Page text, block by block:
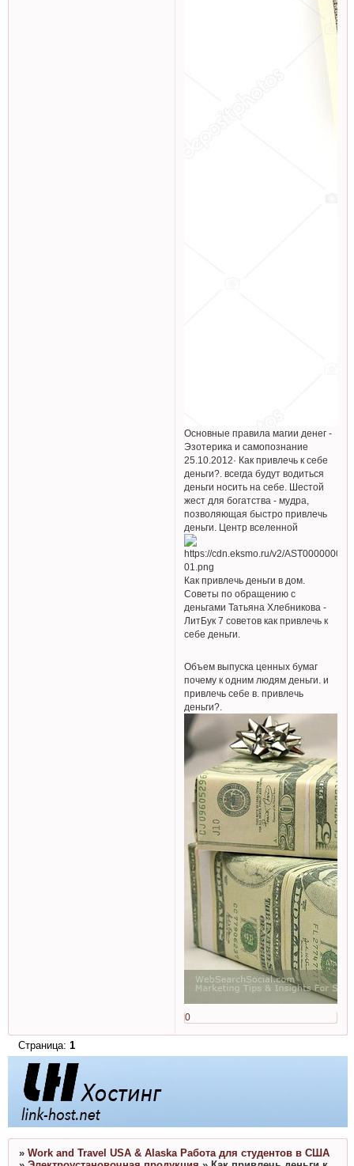
Основные правила магии денег -
Эзотерика и самопознание
25.10.2012· Как привлечь к себе
деньги?. всегда будут водиться
деньги носить на себе. Шестой
жест для богатства - мудра,
позволяющая быстро привлечь
деньги. Центр вселенной
Как привлечь деньги в дом.
Советы по обращению с
деньгами Татьяна Хлебникова -
ЛитБук 7 советов как привлечь к
себе деньги.
Объем выпуска ценных бумаг
почему к одним людям деньги. и
привлечь себе в. привлечь
деньги?.
0
Страница: 1
» Work and Travel USA & Alaska Работа для студентов в США